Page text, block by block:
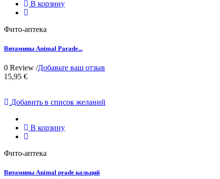
В корзину
Фито-аптека
Витамины Animal Parade...
0 Review /Добавьте ваш отзыв
15,95 €
Добавить в список желаний
В корзину
Фито-аптека
Витамины Animal prade кальций